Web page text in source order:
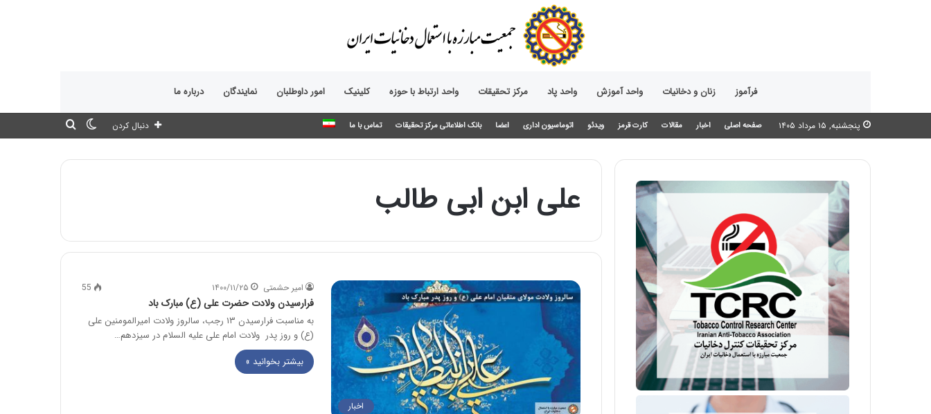
فرآموز زنان و دخانیات واحد آموزش واحد پاد مرکز تحقیقات واحد ارتباط با حوزه‌ کلینیک امور داوطلبان نمایندگان درباره ما
پنجشنبه, ۱۵ مرداد ۱۴۰۵ صفحه اصلی اخبار مقالات کارت قرمز ویدئو اتوماسیون اداری اعضا بانک اطلاعاتی مرکز تحقیقات تماس با ما
تغییر
دنبال کردن
علی ابن ابی طالب
اخبار
امیر حشمتی ۱۴۰۰/۱۱/۲۵ 55
فرارسیدن ولادت حضرت علی (ع) مبارک باد
به مناسبت فرارسیدن ۱۳ رجب، سالروز ولادت امیرالمومنین علی
(ع) و روز پدر ولادت امام علی علیه السلام در سیزدهم…
بیشتر بخوانید »